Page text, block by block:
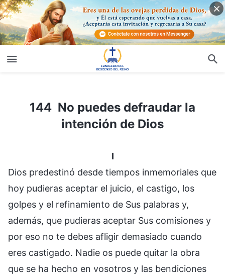
144 No puedes defraudar la intención de Dios
144 No puedes defraudar la
intención de Dios
I
Dios predestinó desde tiempos inmemoriales que
hoy pudieras aceptar el juicio, el castigo, los
golpes y el refinamiento de Sus palabras y,
además, que pudieras aceptar Sus comisiones y
por eso no te debes afligir demasiado cuando
eres castigado. Nadie os puede quitar la obra
que se ha hecho en vosotros y las bendiciones